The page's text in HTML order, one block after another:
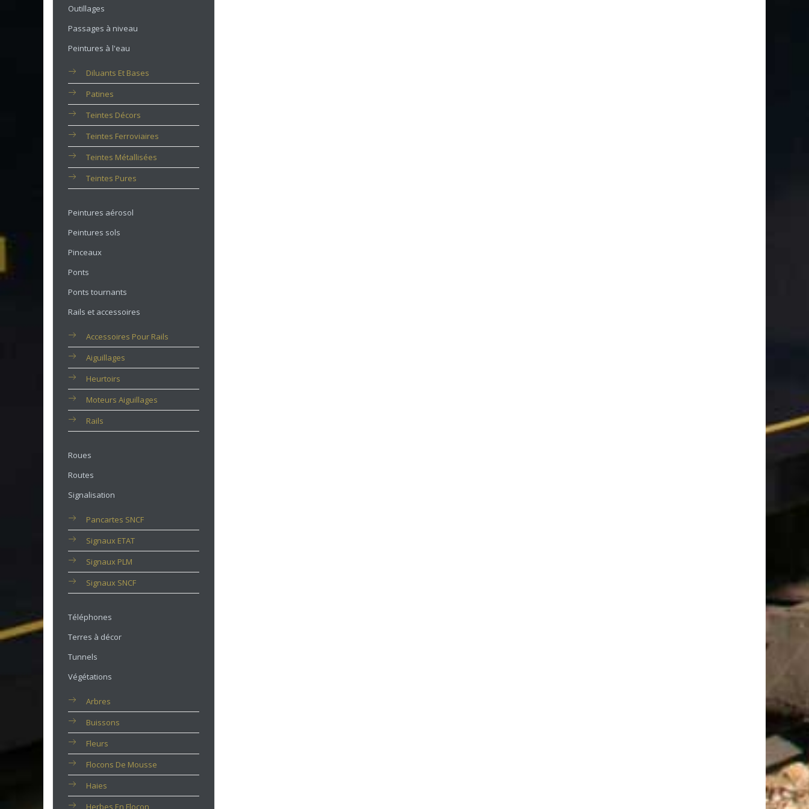
Outillages
Passages à niveau
Peintures à l'eau
Diluants Et Bases
Patines
Teintes Décors
Teintes Ferroviaires
Teintes Métallisées
Teintes Pures
Peintures aérosol
Peintures sols
Pinceaux
Ponts
Ponts tournants
Rails et accessoires
Accessoires Pour Rails
Aiguillages
Heurtoirs
Moteurs Aiguillages
Rails
Roues
Routes
Signalisation
Pancartes SNCF
Signaux ETAT
Signaux PLM
Signaux SNCF
Téléphones
Terres à décor
Tunnels
Végétations
Arbres
Buissons
Fleurs
Flocons De Mousse
Haies
Herbes En Flocon